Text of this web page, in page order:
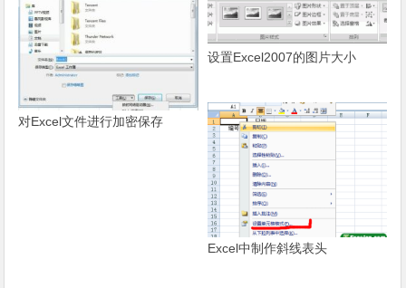
对Excel文件进行加密保存
设置Excel2007的图片大小
Excel中制作斜线表头